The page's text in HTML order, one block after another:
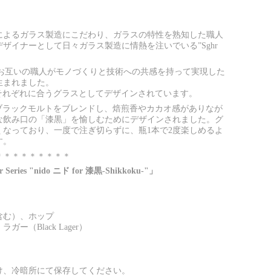
よるガラス製造にこだわり、ガラスの特性を熟知した職人
イナーとして日々ガラス製造に情熱を注いでいる”Sghr
互いの職人がモノづくりと技術への共感を持って実現した
れました。
ぞれに合うグラスとしてデザインされています。
ックモルトをブレンドし、焙煎香やカカオ感がありなが
飲み口の「漆黒」を愉しむためにデザインされました。グ
っており、一度で注ぎ切らずに、瓶1本で2度楽しめるよ
＊＊＊＊＊＊＊
Series "nido ニド for 漆黒-Shikkoku-"」
む）、ホップ
ガー（Black Lager）
冷暗所にて保存してください。